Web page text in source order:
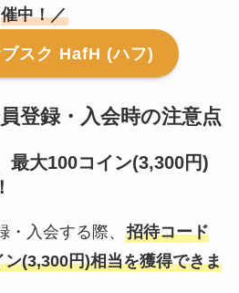
催中！／
スク HafH (ハフ)
登録・入会時の注意点
最大100コイン(3,300円)
入会する際、 招待コード
(3,300円)相当を獲得できま